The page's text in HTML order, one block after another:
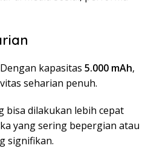
kapasitas 5.000 mAh,
seharian penuh.
bisa dilakukan lebih cepat
yang sering bepergian atau
signifikan.